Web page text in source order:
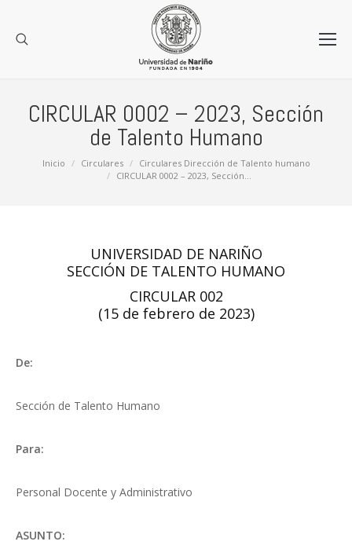
CIRCULAR 0002 – 2023, Sección
de Talento Humano
Estás aquí:
Inicio Circulares
Circulares Dirección de Talento humano
CIRCULAR 0002 – 2023, Sección…
UNIVERSIDAD DE NARIÑO
SECCIÓN DE TALENTO HUMANO
CIRCULAR 002
(15 de febrero de 2023)
De:
Sección de Talento Humano
Para:
Personal Docente y Administrativo
ASUNTO: